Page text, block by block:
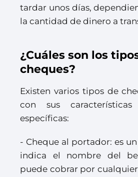
tardar unos días,
la cantidad de dinero a
¿Cuáles son los
cheques?
Existen varios tipos de
con sus
específicas:
- Cheque al portador: es
indica el nombre del
puede cobrar por